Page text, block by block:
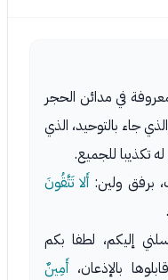
في مدائن الحجر
جاء بالتوحيد، الذي
تكذيبا للجميع.
برفق ولين:أَلا تَتَّقُونَ
إليكم، لطفا بكم
بالإذعان، أَمِينٌ